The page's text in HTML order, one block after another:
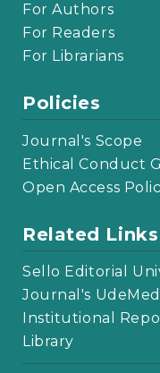
For Authors
For Readers
For Librarians
Policies
Journal's Scope
Ethical Conduct
Open Access
Related Links
Sello Editorial
Journal's
Institutional
Library